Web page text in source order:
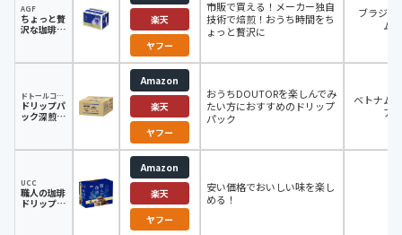
AGF
ちょっと贅
沢な珈琲
ードリップ
ンド
楽天
ヤフー
市販で買える！メーカー独自
技術で焙煎！おうち時間をち
ょっと贅沢に
ブラジル
ム
ドトールコーヒー
ドリップパ
ック深煎り
Amazon
楽天
ヤフー
おうちDOUTORを楽しんでみ
たい方におすすめのドリップ
パック
ベトナム
ア
UCC
職人の珈琲
ドリップコ
Amazon
楽天
ヤフー
安い価格でおいしい味を楽し
める！